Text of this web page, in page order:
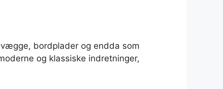
bordplader og endda som
og klassiske indretninger,